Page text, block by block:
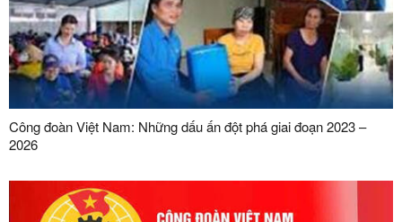
Công đoàn Việt Nam: Những dấu ấn đột phá giai đoạn 2023 –
2026